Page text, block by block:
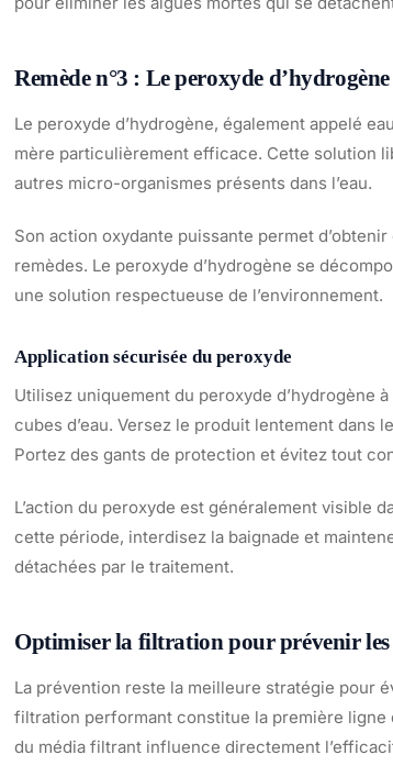
Remède n°3 : Le peroxyde
Le peroxyde d’hydrogène, également appelé
mère particulièrement efficace. Cette solution
autres micro-organismes présents dans l’eau.
Son action oxydante puissante permet
remèdes. Le peroxyde d’hydrogène se
une solution respectueuse de l’environnement.
Application sécurisée du peroxyde
Utilisez uniquement du peroxyde d’hydrogène
cubes d’eau. Versez le produit lentement dans
Portez des gants de protection et évitez tout
L’action du peroxyde est généralement visible
cette période, interdisez la baignade et
détachées par le traitement.
Optimiser la filtration pour prévenir les
La prévention reste la meilleure stratégie pour
filtration performant constitue la première ligne
du média filtrant influence directement